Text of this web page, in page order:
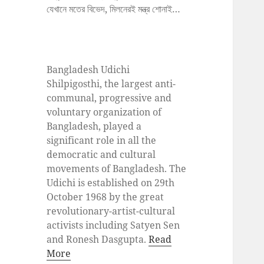
যেখানে মতের বিভেদ, মিলনেরই মন্ত্র শোনাই…
Bangladesh Udichi
Shilpigosthi, the largest anti-
communal, progressive and
voluntary organization of
Bangladesh, played a
significant role in all the
democratic and cultural
movements of Bangladesh. The
Udichi is established on 29th
October 1968 by the great
revolutionary-artist-cultural
activists including Satyen Sen
and Ronesh Dasgupta.Read
More